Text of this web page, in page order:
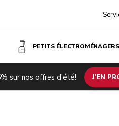
PETITS ÉLECTROMÉNAGERS
sur nos offres d'été! J’EN
Inspiration Caractéristiques